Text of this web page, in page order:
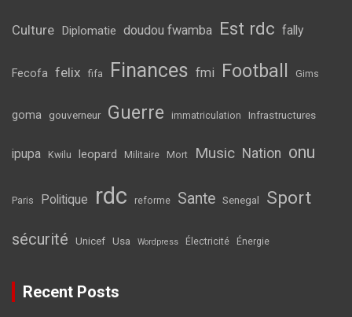
Culture Diplomatie doudou fwamba Est rdc fally
Fecofa felix fifa Finances fmi Football Gims
goma gouverneur Guerre immatriculation Infrastructures
ipupa Kwilu leopard Militaire Mort Music Nation onu
Paris Politique rdc reforme Sante Senegal Sport
sécurité Unicef Usa Wordpress Électricité Énergie
Recent Posts